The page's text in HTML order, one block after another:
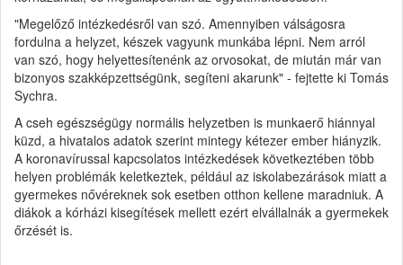
"Megelőző intézkedésről van szó. Amennyiben válságosra
fordulna a helyzet, készek vagyunk munkába lépni. Nem arról
van szó, hogy helyettesítenénk az orvosokat, de miután már van
bizonyos szakképzettségünk, segíteni akarunk" - fejtette ki Tomás
Sychra.
A cseh egészségügy normális helyzetben is munkaerő hiánnyal
küzd, a hivatalos adatok szerint mintegy kétezer ember hiányzik.
A koronavírussal kapcsolatos intézkedések következtében több
helyen problémák keletkeztek, például az iskolabezárások miatt a
gyermekes nővéreknek sok esetben otthon kellene maradniuk. A
diákok a kórházi kisegítések mellett ezért elvállalnák a gyermekek
őrzését is.